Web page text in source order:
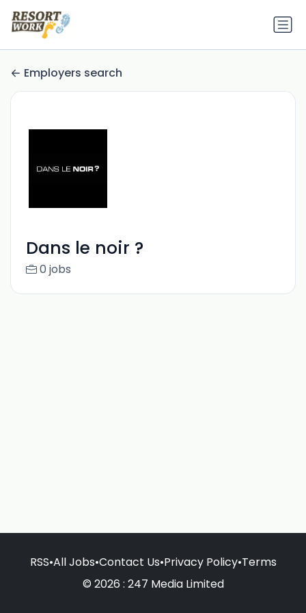
Employers search
Dans le noir ?
0 jobs
RSS•All Jobs•Contact Us•Privacy Policy•Terms
© 2026 : 247 Media Limited